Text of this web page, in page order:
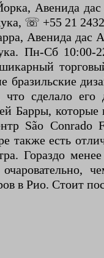
Авенида
☏ +55 21
Авенида дас
Пн-Сб 10:00-
бразильские
что сделало его
Барры, которые
São Conrado
также есть
Гораздо
в Рио. Стоит